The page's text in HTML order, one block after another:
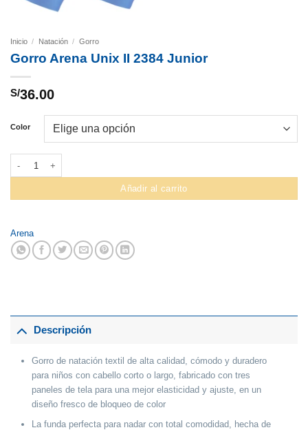
Inicio / Natación / Gorro
Gorro Arena Unix II 2384 Junior
S/36.00
Color
Añadir al carrito
Arena
Descripción
Gorro de natación textil de alta calidad, cómodo y duradero
para niños con cabello corto o largo, fabricado con tres
paneles de tela para una mejor elasticidad y ajuste, en un
diseño fresco de bloqueo de color
La funda perfecta para nadar con total comodidad, hecha de